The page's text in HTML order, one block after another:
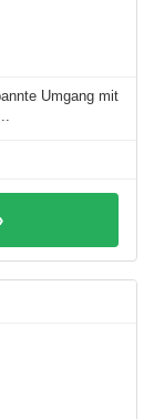
Umgang mit